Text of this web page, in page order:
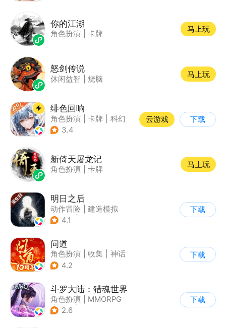
你的江湖
角色扮演 卡牌
马上玩
怒剑传说
休闲益智 烧脑
马上玩
绯色回响
角色扮演 卡牌
科幻
| 美少女
3.4
云游戏 下载
新倚天屠龙记
角色扮演 卡牌
马上玩
明日之后
动作冒险
建造模拟
| 丧尸
4.1
下载
问道
角色扮演 收集
神话
| 宠物
4.2
下载
斗罗大陆：猎魂世界
角色扮演
MMORPG
| 奇幻
2.6
下载